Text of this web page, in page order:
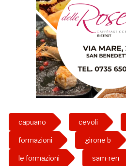
capuano cevoli
formazioni girone b
le formazioni sam-ren